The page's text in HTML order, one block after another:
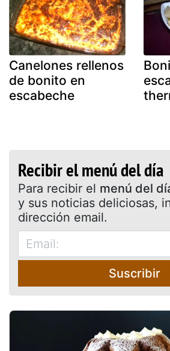
Canelones rellenos
de bonito en
escabeche
Recibir el menú del día
Para recibir el menú del
y sus noticias deliciosas,
dirección email.
Suscribir